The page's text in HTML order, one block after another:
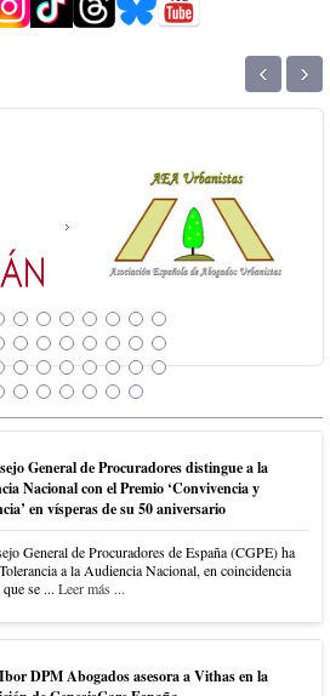
‹ ›
General de Procuradores distingue a la
Nacional con el Premio ‘Convivencia y
en vísperas de su 50 aniversario
General de Procuradores de España (CGPE) ha
a la Audiencia Nacional, en coincidencia
se ... Leer más ...
DPM Abogados asesora a Vithas en la